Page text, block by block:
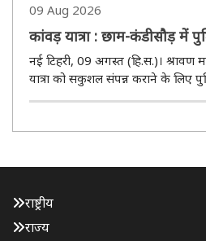
09 Aug 2026
कांवड़ यात्रा : छाम-कंडीसौड़ में
चेकिंग अभियान
नई टिहरी, 09 अगस्त (हि.स.)। श्रावण
यात्रा को सकुशल संपन्न कराने के लिए
राष्ट्रीय
राज्य